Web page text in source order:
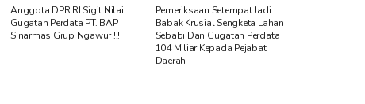
Anggota DPR RI Sigit Nilai
Gugatan Perdata PT. BAP
Sinarmas Grup Ngawur !!!
Pemeriksaan Setempat Jadi
Babak Krusial Sengketa Lahan
Sebabi Dan Gugatan Perdata
104 Miliar Kepada Pejabat
Daerah